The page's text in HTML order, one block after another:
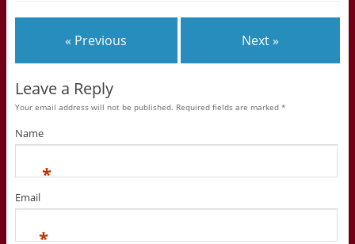
« Previous Next »
Leave a Reply
Your email address will not be published. Required fields are marked *
Name
*
Email
*